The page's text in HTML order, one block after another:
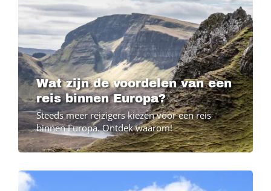
Wat zijn de voordelen van een
reis binnen Europa?
Steeds meer reizigers kiezen voor een reis
binnen Europa. Ontdek waarom!